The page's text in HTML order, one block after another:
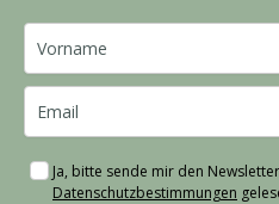
Ja, bitte sende mir den
Datenschutzbestimmungen